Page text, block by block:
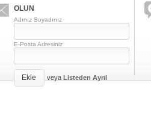
OLUN
Adınız Soyadınız
E-Posta Adresiniz
Ekle veya Listeden Ayrıl